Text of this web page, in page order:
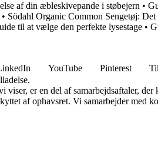
af din æbleskivepande i støbejern •
• Södahl Organic Common Sengetøj:
til at vælge den perfekte lysestage •
YouTube Pinterest
er en del af samarbejdsaftaler,
af ophavsret. Vi samarbejder med